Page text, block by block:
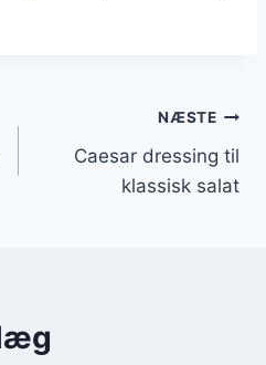
NÆSTE
Caesar dressing til
klassisk salat